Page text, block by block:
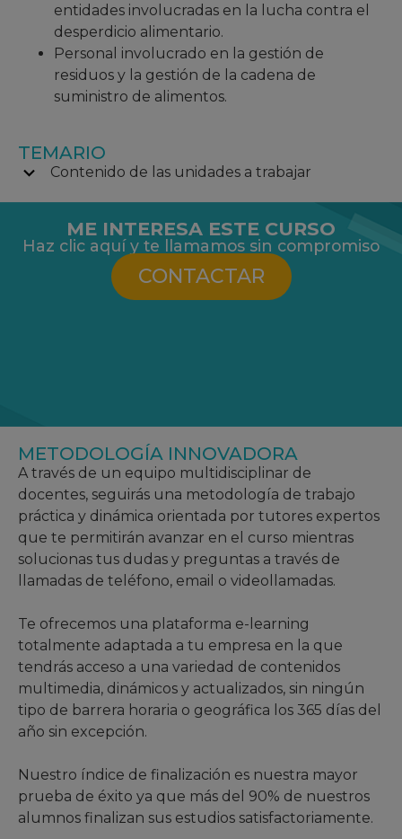
entidades involucradas en la lucha contra el
desperdicio alimentario.
Personal involucrado en la gestión de
residuos y la gestión de la cadena de
suministro de alimentos.
TEMARIO
Contenido de las unidades a trabajar
ME INTERESA ESTE CURSO
Haz clic aquí y te llamamos sin compromiso
CONTACTAR
METODOLOGÍA INNOVADORA
A través de un equipo multidisciplinar de
docentes, seguirás una metodología de trabajo
práctica y dinámica orientada por tutores expertos
que te permitirán avanzar en el curso mientras
solucionas tus dudas y preguntas a través de
llamadas de teléfono, email o videollamadas.
Te ofrecemos una plataforma e-learning
totalmente adaptada a tu empresa en la que
tendrás acceso a una variedad de contenidos
multimedia, dinámicos y actualizados, sin ningún
tipo de barrera horaria o geográfica los 365 días del
año sin excepción.
Nuestro índice de finalización es nuestra mayor
prueba de éxito ya que más del 90% de nuestros
alumnos finalizan sus estudios satisfactoriamente.